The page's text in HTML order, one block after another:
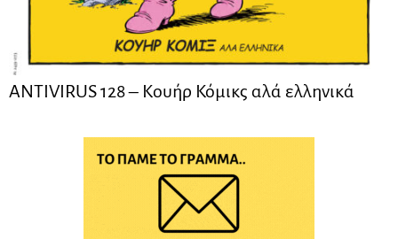
ANTIVIRUS 128 – Kουήρ Κόμικς αλά ελληνικά